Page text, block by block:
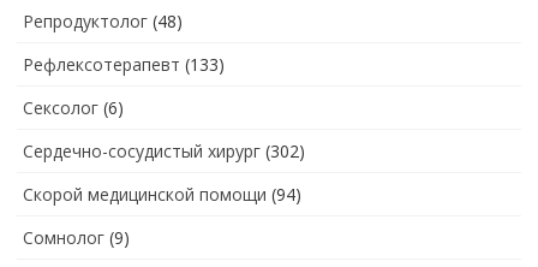
Репродуктолог (48)
Рефлексотерапевт (133)
Сексолог (6)
Сердечно-сосудистый хирург (302)
Скорой медицинской помощи (94)
Сомнолог (9)